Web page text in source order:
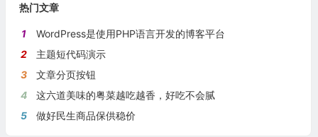
热门文章
1
WordPress是使用PHP语言开发的博客平台
2
主题短代码演示
3
文章分页按钮
4
这六道美味的粤菜越吃越香，好吃不会腻
5
做好民生商品保供稳价